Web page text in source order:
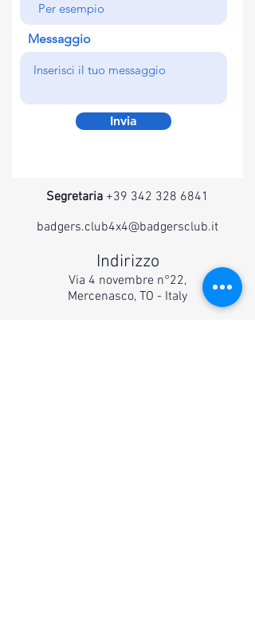
Messaggio
Invia
Segretaria +39 342 328 6841
badgers.club4x4@badgersclub.it
Indirizzo
Via 4 novembre n°22,
Mercenasco, TO - Italy